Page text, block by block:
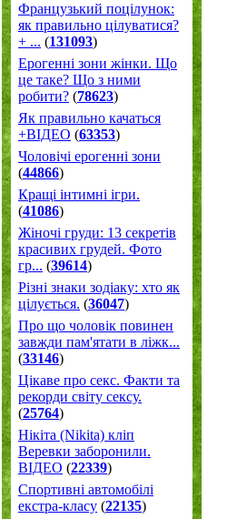
Французький поцілунок:
як правильно цілуватися?
+ ... (131093)
Ерогенні зони жінки. Що
це таке? Що з ними
робити? (78623)
Як правильно качаться
+ВІДЕО (63353)
Чоловічі ерогенні зони
(44866)
Кращі інтимні ігри.
(41086)
Жіночі груди: 13 секретів
красивих грудей. Фото
гр... (39614)
Різні знаки зодіаку: хто як
цілується. (36047)
Про що чоловік повинен
завжди пам'ятати в ліжк...
(33146)
Цікаве про секс. Факти та
рекорди світу сексу.
(25764)
Нікіта (Nikita) кліп
Веревки заборонили.
ВІДЕО (22339)
Спортивні автомобілі
екстра-класу (22135)